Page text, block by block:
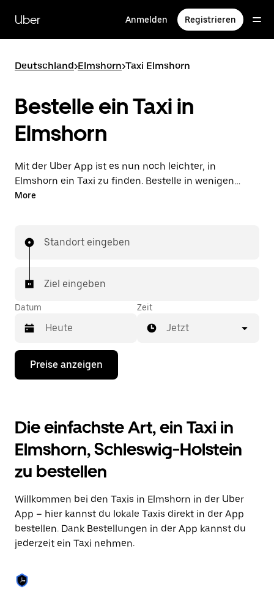
zum
Hauptinhalt
Uber Anmelden Registrieren
Deutschland>Elmshorn>Taxi Elmshorn
Bestelle ein Taxi in
Elmshorn
Mit der Uber App ist es nun noch leichter, in
Elmshorn ein Taxi zu finden. Bestelle in wenigen
Schritten ein Taxi und bezahle deine Fahrt direkt in
nächste Taxifahrt in Elmshorn zu bestellen.
More
Standort eingeben
Ziel eingeben
Datum
Drücke
Nach-
mit
dem
Kalender
zu
interagieren
und
Datum
auszuwählen.
Drücke
die
Escape-
den
Kalender
Zeit
Jetzt
Preise anzeigen
Die einfachste Art, ein Taxi in
Elmshorn, Schleswig-Holstein
zu bestellen
Willkommen bei den Taxis in Elmshorn in der Uber
App – hier kannst du lokale Taxis direkt in der App
bestellen. Dank Bestellungen in der App kannst du
jederzeit ein Taxi nehmen.